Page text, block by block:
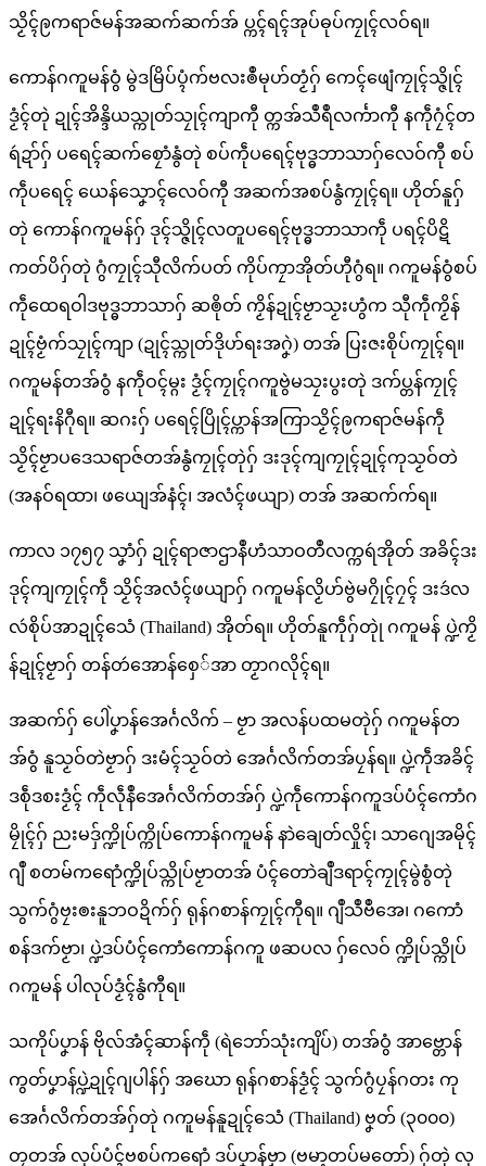
သၟိၚ်ဨကရာဇ်မန်အဆက်ဆက်အ် ပ္ကၚ်ရၚ်အုပ်ဓုပ်ကၠုၚ်လဝ်ရ။
ကောန်ဂကူမန်ဝွံ မွဲဒမြိပ်ပ္ၚံက်ဗလးၜဳမုဟ်တၟံဂှ် ကေၚ်ဖျေံကၠုၚ်သ္ဇိုၚ်
ဒၟံၚ်တုဲ ဍုၚ်အိန္ဒိယသ္ကုတ်သၠုၚ်ကျာကီု တ္ကအ်သဳရဳလၚ်္ကာကီု နကဵုဂၠံၚ်တ
ရဴဍာ်ဂှ် ပရေၚ်ဆက်စၠောံနွံတုဲ စပ်ကဵုပရေၚ်ဗုဒ္ဓဘာသာဂှ်လေဝ်ကီု စပ်
ကဵုပရေၚ် ယေန်သၞောၚ်လေဝ်ကီု အဆက်အစပ်နွံကၠုၚ်ရ။ ဟိုတ်နူဂှ်
တုဲ ကောန်ဂကူမန်ဂှ် ဒုၚ်သ္ဇိုၚ်လတူပရေၚ်ဗုဒ္ဓဘာသာကဵု ပရၚ်ပိဋိ
ကတ်ပိဂှ်တုဲ ဂွံကၠုၚ်သီုလိက်ပတ် ကိုပ်ကၠာအိုတ်ဟီုဂွံရ။ ဂကူမန်ဝွံစပ်
ကဵုထေရဝါဒဗုဒ္ဓဘာသာဂှ် ဆၜိုတ် ကၟိန်ဍုၚ်ဗၟာသၟးဟွံက သီုကဵုကၟိန်
ဍုၚ်ဗၟံက်သၠုၚ်ကျာ (ဍုၚ်သ္ကုတ်ဒိုဟ်ရးအဂၞဲ) တအ် ပြးဇးစိုပ်ကၠုၚ်ရ။
ဂကူမန်တအ်ဝွံ နကဵုဝၚ်မ္ဂး ဒၟံၚ်ကၠုၚ်ဂကူဗွဲမသၠးပွးတုဲ ဒက်ပ္တန်ကၠုၚ်
ဍုၚ်ရးနိဂီုရ။ ဆဂးဂှ် ပရေၚ်ပြိုၚ်ပ္ကာန်အကြာသၟိၚ်ဨကရာဇ်မန်ကဵု
သၟိၚ်ဗၟာပဒေသရာဇ်တအ်နွံကၠုၚ်တုဲဂှ် ဒးဒုၚ်ကျကၠုၚ်ဍုၚ်ကုသၟဝ်တဲ
(အနဝ်ရထာ၊ ဖယျေအ်နံၚ်၊ အလံၚ်ဖယျာ) တအ် အဆက်က်ရ။
ကာလ ၁၇၅၇ သၞာံဂှ် ဍုၚ်ရာဇာဌာနဳဟံသာဝတဳလက္ကရဴအိုတ် အခိၚ်ဒး
ဒုၚ်ကျကၠုၚ်ကဵု သၟိၚ်အလံၚ်ဖယျာဂှ် ဂကူမန်လၟိဟ်ဗွဲမဂၠိုၚ်ဂၠၚ် ဒးဒဴလ
လဴစိုပ်အာဍုၚ်သေံ (Thailand) အိုတ်ရ။ ဟိုတ်နူကဵုဂှ်တုုဲ ဂကူမန် ပ္ဍဲကၟိ
န်ဍုၚ်ဗၟာဂှ် တန်တဴအောန်စှေ်အာ တၟာဂလိုၚ်ရ။
အဆက်ဂှ် ပေါဲပၞာန်အေၚ်္ဂလိက် – ဗၟာ အလန်ပထမတုဲဂှ် ဂကူမန်တ
အ်ဝွံ နူသၟဝ်တဲဗၟာဂှ် ဒးမံၚ်သၟဝ်တဲ အေၚ်္ဂလိက်တအ်ပၠန်ရ။ ပ္ဍဲကဵုအခိၚ်
ဒစဵုဒစးဒၟံၚ် ကဵုလဵုနဳအေၚ်္ဂလိက်တအ်ဂှ် ပ္ဍဲကဵုကောန်ဂကူဒပ်ပံၚ်ကောံဂ
မၠိုၚ်ဂှ် ညးမဒှ်က္ဍိုပ်က္ကိုပ်ကောန်ဂကူမန် နာဲချေတ်လှိုၚ်၊ သာဂျေအမိုၚ်
ဂျဳ စတမ်ကရောံက္ဍိုပ်သ္ကိုပ်ဗၟာတအ် ပံၚ်တောဲချဳဒရာၚ်ကၠုၚ်မွဲစွံတုဲ
သွက်ဂွံဗၠးၜးနူဘဝဍိက်ဂှ် ရုန်ဂစာန်ကၠုၚ်ကီုရ။ ဂျဳသဳဗဳအေ၊ ဂကောံ
စန်ဒက်ဗၟာ၊ ပ္ဍဲဒပ်ပံၚ်ကောံကောန်ဂကူ ဖဆပလ ဂှ်လေဝ် က္ဍိုပ်သ္ကိုပ်
ဂကူမန် ပါလုပ်ဒၟံၚ်နွံကီုရ။
သကိုပ်ပၞာန် ဗိုလ်အံၚ်ဆာန်ကဵု (ရဲဘော်သုံးကျိပ်) တအ်ဝွံ အာဗ္တောန်
ကွတ်ပၞာန်ပ္ဍဲဍုၚ်ဂျပါန်ဂှ် အဃော ရုန်ဂစာန်ဒၟံၚ် သွက်ဂွံပၠန်ဂတး ကု
အေၚ်္ဂလိက်တအ်ဂှ်တုဲ ဂကူမန်နူဍုၚ်သေံ (Thailand) ဗၞတ် (၃၀၀၀)
တၠတအ် လုပ်ပံၚ်ဗစပ်ကရောံ ဒပ်ပၞာန်ဗၟာ (ဗမာ့တပ်မတော်) ဂှ်တုဲ လု